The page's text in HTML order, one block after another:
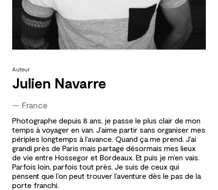
Auteur
Julien Navarre
— France
Photographe depuis 8 ans, je passe le plus clair de mon
temps à voyager en van. J’aime partir sans organiser mes
périples longtemps à l’avance. Quand ça me prend. J’ai
grandi près de Paris mais partage désormais mes lieux
de vie entre Hossegor et Bordeaux. Et puis je m’en vais.
Parfois loin, parfois tout près. Je suis de ceux qui
pensent que l’on peut trouver l’aventure dès le pas de la
porte franchi.